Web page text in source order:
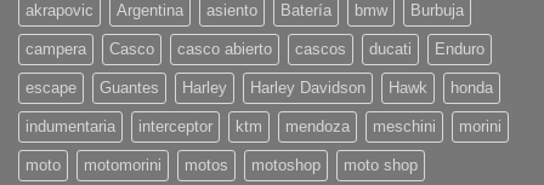
akrapovic Argentina asiento Batería bmw Burbuja
campera Casco casco abierto cascos ducati Enduro
escape Guantes Harley Harley Davidson Hawk honda
indumentaria interceptor ktm mendoza meschini morini
moto motomorini motos motoshop moto shop